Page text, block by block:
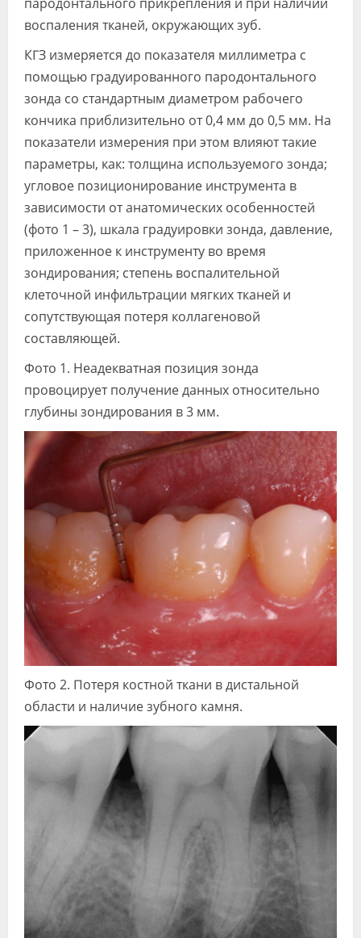
воспаления тканей, окружающих зуб.
КГЗ измеряется до показателя миллиметра с
помощью градуированного пародонтального
зонда со стандартным диаметром рабочего
кончика приблизительно от 0,4 мм до 0,5 мм. На
показатели измерения при этом влияют такие
параметры, как: толщина используемого зонда;
угловое позиционирование инструмента в
зависимости от анатомических особенностей
(фото 1 – 3), шкала градуировки зонда, давление,
приложенное к инструменту во время
зондирования; степень воспалительной
клеточной инфильтрации мягких тканей и
сопутствующая потеря коллагеновой
составляющей.
Фото 1. Неадекватная позиция зонда
провоцирует получение данных относительно
глубины зондирования в 3 мм.
Фото 2. Потеря костной ткани в дистальной
области и наличие зубного камня.